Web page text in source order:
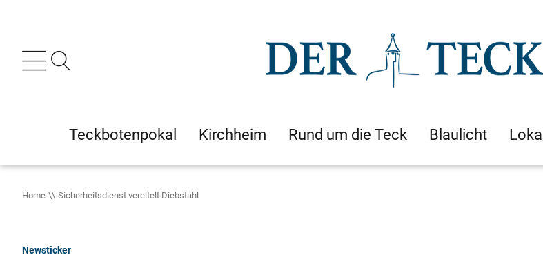
Teckbotenpokal Kirchheim Rund um die Teck Blaulicht
Home Sicherheitsdienst vereitelt Diebstahl
Newsticker